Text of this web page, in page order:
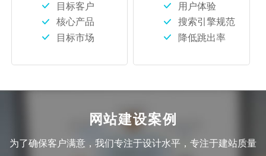
目标客户
核心产品
目标市场
用户体验
搜索引擎规范
降低跳出率
网站建设案例
为了确保客户满意，我们专注于设计水平，专注于建站质量